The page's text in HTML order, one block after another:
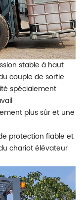
stable à haut
couple de sortie
spécialement
plus sûr et une
protection fiable et
chariot élévateur